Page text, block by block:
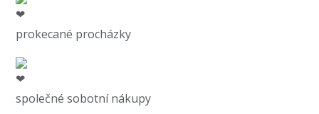
prokecané procházky
společné sobotní nákupy